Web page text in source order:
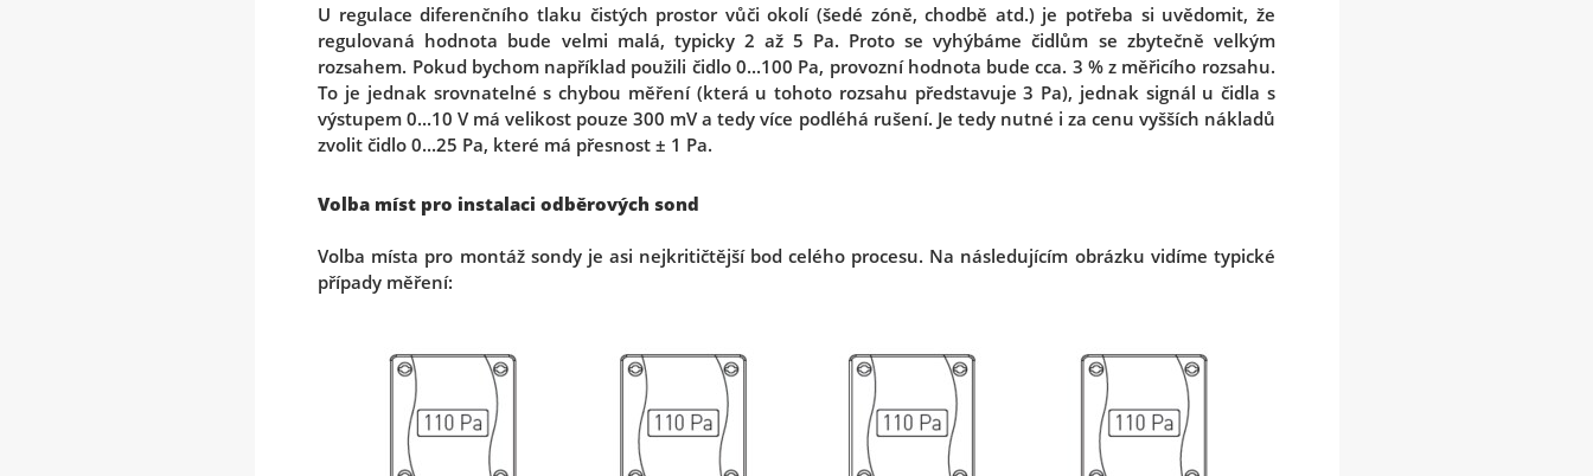
U regulace diferenčního tlaku čistých prostor vůči okolí (šedé zóně, chodbě atd.) je potřeba si uvědomit, že
regulovaná hodnota bude velmi malá, typicky 2 až 5 Pa. Proto se vyhýbáme čidlům se zbytečně velkým
rozsahem. Pokud bychom například použili čidlo 0...100 Pa, provozní hodnota bude cca. 3 % z měřicího rozsahu.
To je jednak srovnatelné s chybou měření (která u tohoto rozsahu představuje 3 Pa), jednak signál u čidla s
výstupem 0...10 V má velikost pouze 300 mV a tedy více podléhá rušení. Je tedy nutné i za cenu vyšších nákladů
zvolit čidlo 0...25 Pa, které má přesnost ± 1 Pa.
Volba míst pro instalaci odběrových sond
Volba místa pro montáž sondy je asi nejkritičtější bod celého procesu. Na následujícím obrázku vidíme typické
případy měření: